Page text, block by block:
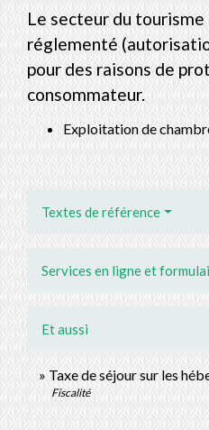
Le secteur du
réglementé
pour des raisons de
consommateur.
Exploitation de
Textes de référence
Services en ligne et
Et aussi
Taxe de séjour sur les
Fiscalité